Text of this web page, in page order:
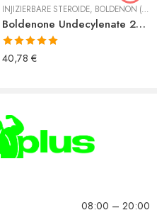
NANDROLON PHENYLPROPIONAT
INJIZIERBARE STEROIDE, BOLDENON (EQUIPOISE)
Boldenone Undecylenate 250 mg/ml Hilma
Bewertet mit
5.00von 5
40,78 €
08:00 – 20:00